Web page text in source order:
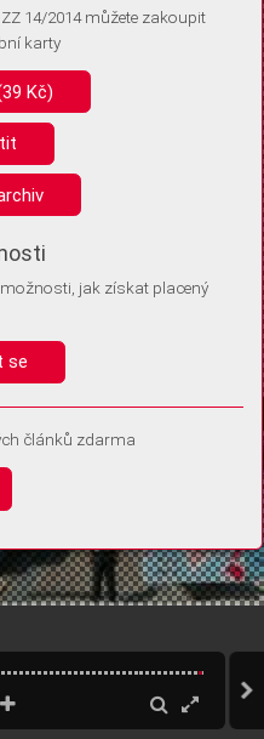
ukládat žádné informace
ale požádali o souhlas s
o stejné zařízení, a
do vašeho zařízení, abychom se
později upravit ve Správě
14/2014 můžete zakoupit
karty
Kč)
jak získat placený
se
článků zdarma